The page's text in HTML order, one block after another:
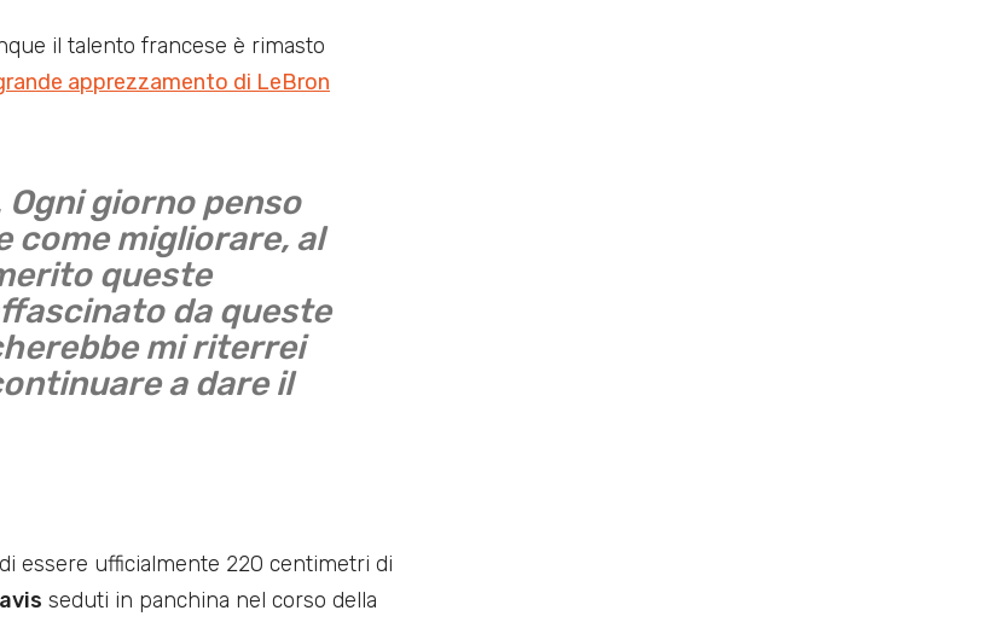
il talento francese è rimasto
apprezzamento di LeBron
giorno penso
come migliorare, al
queste
da queste
mi riterrei
a dare il
essere ufficialmente 220 centimetri di
seduti in panchina nel corso della